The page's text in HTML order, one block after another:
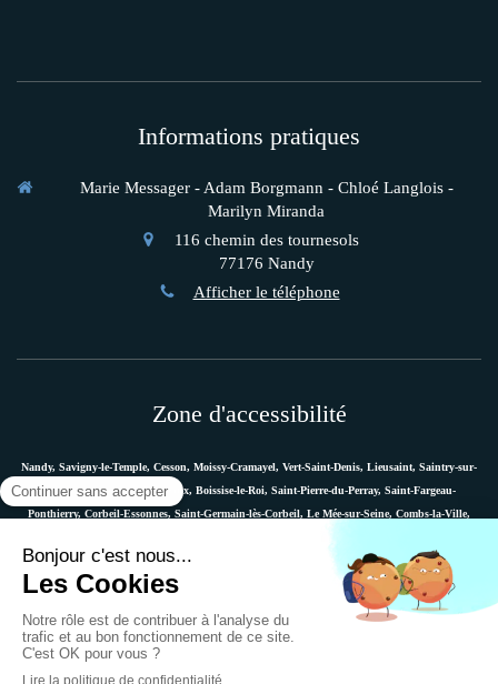
Informations pratiques
Marie Messager - Adam Borgmann - Chloé Langlois -
Marilyn Miranda
116 chemin des tournesols
77176 Nandy
Afficher le téléphone
Zone d'accessibilité
Nandy, Savigny-le-Temple, Cesson, Moissy-Cramayel, Vert-Saint-Denis, Lieusaint, Saintry-sur-
Seine, Le Coudray-Montceaux, Boissise-le-Roi, Saint-Pierre-du-Perray, Saint-Fargeau-
Ponthierry, Corbeil-Essonnes, Saint-Germain-lès-Corbeil, Le Mée-sur-Seine, Combs-la-Ville,
Boussy-Saint-Antoine, etc.
Plan du site